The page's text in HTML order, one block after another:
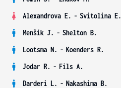
Alexandrova E. - Svitolina E.
Menšík J. - Shelton B.
Lootsma N. - Koenders R.
Jodar R. - Fils A.
Darderi L. - Nakashima B.